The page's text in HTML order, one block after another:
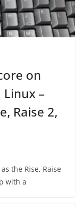
on
–
Raise 2,
the Rise, Raise
with a